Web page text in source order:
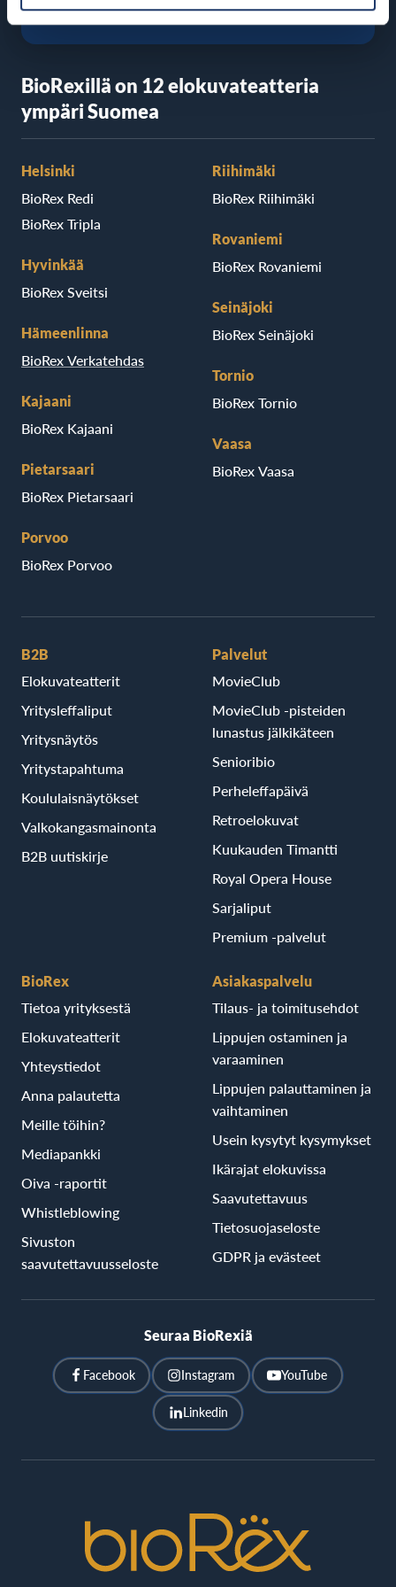
BioRexillä on 12 elokuvateatteria
ympäri Suomea
Helsinki
BioRex Redi
BioRex Tripla
Hyvinkää
BioRex Sveitsi
Hämeenlinna
BioRex Verkatehdas
Kajaani
BioRex Kajaani
Pietarsaari
BioRex Pietarsaari
Porvoo
BioRex Porvoo
Riihimäki
BioRex Riihimäki
Rovaniemi
BioRex Rovaniemi
Seinäjoki
BioRex Seinäjoki
Tornio
BioRex Tornio
Vaasa
BioRex Vaasa
B2B
Elokuvateatterit
Yritysleffaliput
Yritysnäytös
Yritystapahtuma
Koululaisnäytökset
Valkokangasmainonta
B2B uutiskirje
Palvelut
MovieClub
MovieClub -pisteiden
lunastus jälkikäteen
Senioribio
Perheleffapäivä
Retroelokuvat
Kuukauden Timantti
Royal Opera House
Sarjaliput
Premium -palvelut
BioRex
Tietoa yrityksestä
Elokuvateatterit
Yhteystiedot
Anna palautetta
Meille töihin?
Mediapankki
Oiva -raportit
Whistleblowing
Sivuston
saavutettavuusseloste
Asiakaspalvelu
Tilaus- ja toimitusehdot
Lippujen ostaminen ja
varaaminen
Lippujen palauttaminen ja
vaihtaminen
Usein kysytyt kysymykset
Ikärajat elokuvissa
Saavutettavuus
Tietosuojaseloste
GDPR ja evästeet
Seuraa BioRexiä
Facebook Instagram YouTube
Linkedin
Cinemas